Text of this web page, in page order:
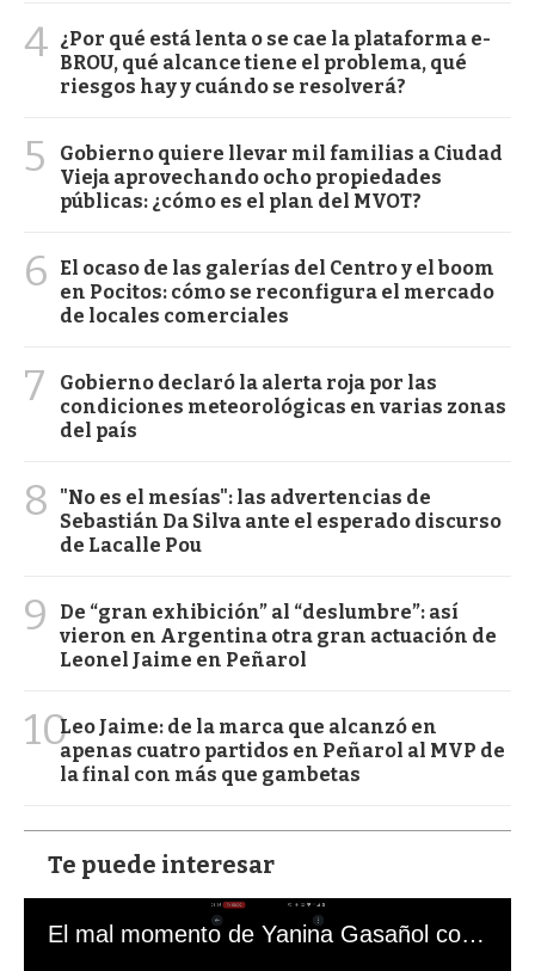
4 ¿Por qué está lenta o se cae la plataforma e-
BROU, qué alcance tiene el problema, qué
riesgos hay y cuándo se resolverá?
5
Gobierno quiere llevar mil familias a Ciudad
Vieja aprovechando ocho propiedades
públicas: ¿cómo es el plan del MVOT?
6
El ocaso de las galerías del Centro y el boom
en Pocitos: cómo se reconfigura el mercado
de locales comerciales
7
Gobierno declaró la alerta roja por las
condiciones meteorológicas en varias zonas
del país
8
"No es el mesías": las advertencias de
Sebastián Da Silva ante el esperado discurso
de Lacalle Pou
9
De “gran exhibición” al “deslumbre”: así
vieron en Argentina otra gran actuación de
Leonel Jaime en Peñarol
10Leo Jaime: de la marca que alcanzó en
apenas cuatro partidos en Peñarol al MVP de
la final con más que gambetas
Te puede interesar
El mal momento de Yanina Gasañol con un hincha argentino en "Subrayado"